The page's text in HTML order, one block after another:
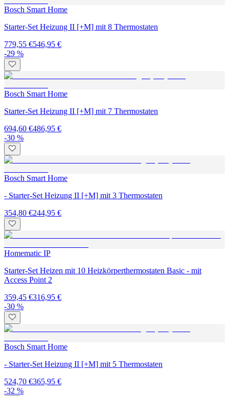
Bosch Smart Home
Starter-Set Heizung II [+M] mit 8 Thermostaten
779,55 €546,95 €
-29 %
Bosch Smart Home
Starter-Set Heizung II [+M] mit 7 Thermostaten
694,60 €486,95 €
-30 %
Bosch Smart Home
- Starter-Set Heizung II [+M] mit 3 Thermostaten
354,80 €244,95 €
Homematic IP
Starter-Set Heizen mit 10 Heizkörperthermostaten Basic - mit
Access Point 2
359,45 €316,95 €
-30 %
Bosch Smart Home
- Starter-Set Heizung II [+M] mit 5 Thermostaten
524,70 €365,95 €
-32 %